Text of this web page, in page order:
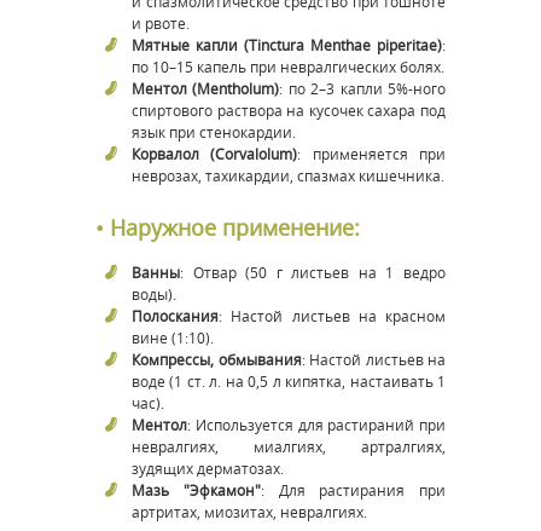
и рвоте.
Мятные капли (Tinctura Menthae piperitae):
по 10–15 капель при невралгических болях.
Ментол (Mentholum): по 2–3 капли 5%-ного
спиртового раствора на кусочек сахара под
язык при стенокардии.
Корвалол (Corvalolum): применяется при
неврозах, тахикардии, спазмах кишечника.
• Наружное применение:
Ванны: Отвар (50 г листьев на 1 ведро
воды).
Полоскания: Настой листьев на красном
вине (1:10).
Компрессы, обмывания: Настой листьев на
воде (1 ст. л. на 0,5 л кипятка, настаивать 1
час).
Ментол: Используется для растираний при
невралгиях, миалгиях, артралгиях,
зудящих дерматозах.
Мазь "Эфкамон": Для растирания при
артритах, миозитах, невралгиях.